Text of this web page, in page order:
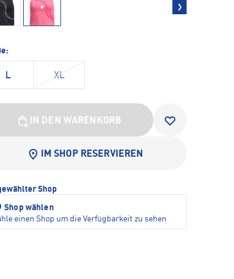
L XL
IN DEN WARENKORB
IM SHOP RESERVIEREN
Shop
Shop wählen
einen Shop um die Verfügbarkeit zu sehen